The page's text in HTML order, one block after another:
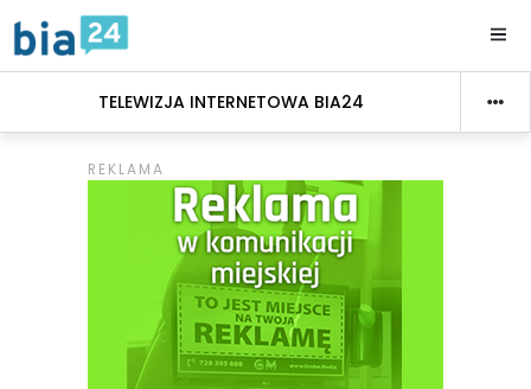
TELEWIZJA INTERNETOWA BIA24